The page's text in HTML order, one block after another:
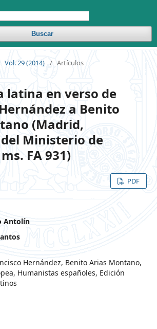
Buscar
Vol. 29 (2014) / Artículos
latina en verso de
a Benito
(Madrid,
Ministerio de
FA 931)
PDF
Antolín
Hernández, Benito Arias Montano,
Humanistas españoles, Edición